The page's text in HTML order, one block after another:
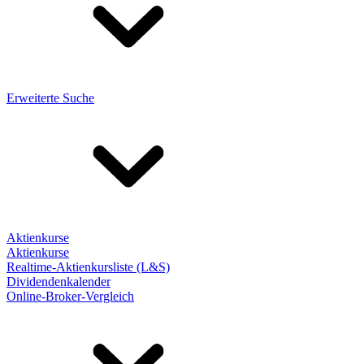
Erweiterte Suche
Aktienkurse
Aktienkurse
Realtime-Aktienkursliste (L&S)
Dividendenkalender
Online-Broker-Vergleich